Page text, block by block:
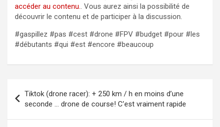
accéder au contenu.. Vous aurez ainsi la possibilité de
découvrir le contenu et de participer à la discussion.
#gaspillez #pas #cest #drone #FPV #budget #pour #les
#débutants #qui #est #encore #beaucoup
de
l’article
Tiktok (drone racer): + 250 km / h en moins d’une
seconde … drone de course! C’est vraiment rapide